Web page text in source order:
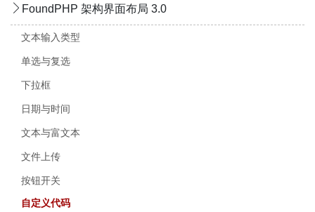
FoundPHP 架构界面布局 3.0
文本输入类型
单选与复选
下拉框
日期与时间
文本与富文本
文件上传
按钮开关
自定义代码